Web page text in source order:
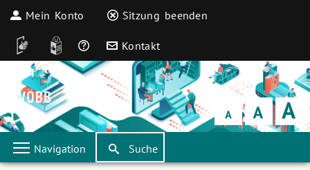
Mein Konto Sitzung beenden
DGS Leichte Sprache
Häufige Fragen
Kontakt
Schrift
klein Schrift
normal Schrift
groß
Navigation Suche